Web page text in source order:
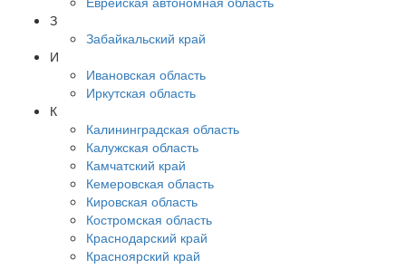
З
Забайкальский край
И
Ивановская область
Иркутская область
К
Калининградская область
Калужская область
Камчатский край
Кемеровская область
Кировская область
Костромская область
Краснодарский край
Красноярский край